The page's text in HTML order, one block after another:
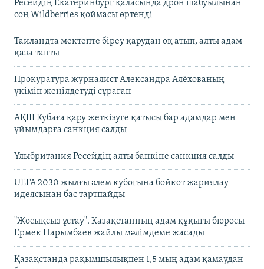
Ресейдің Екатеринбург қаласында дрон шабуылынан
соң Wildberries қоймасы өртенді
Таиландта мектепте біреу қарудан оқ атып, алты адам
қаза тапты
Прокуратура журналист Александра Алёхованың
үкімін жеңілдетуді сұраған
АҚШ Кубаға қару жеткізуге қатысы бар адамдар мен
ұйымдарға санкция салды
Ұлыбритания Ресейдің алты банкіне санкция салды
UEFA 2030 жылғы әлем кубогына бойкот жариялау
идеясынан бас тартпайды
"Жосықсыз ұстау". Қазақстанның адам құқығы бюросы
Ермек Нарымбаев жайлы мәлімдеме жасады
Қазақстанда рақымшылықпен 1,5 мың адам қамаудан